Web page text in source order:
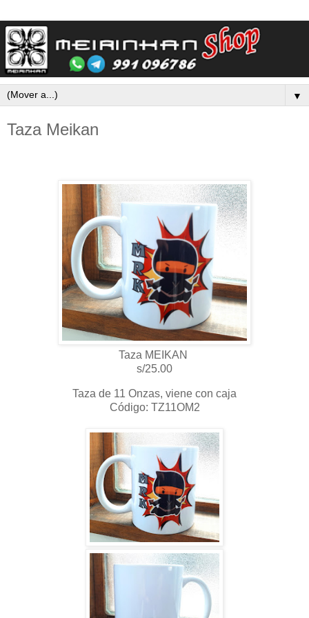
▼
Taza Meikan
Taza MEIKAN
s/25.00
Taza de 11 Onzas, viene con caja
Código: TZ11OM2